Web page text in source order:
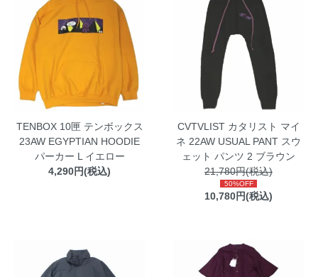
TENBOX 10匣 テンボックス
23AW EGYPTIAN HOODIE
パーカー L イエロー
4,290円(税込)
CVTVLIST カタリスト マイ
ネ 22AW USUAL PANT スウ
ェット パンツ 2 ブラウン
21,780円(税込)
50%OFF
10,780円(税込)